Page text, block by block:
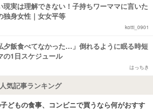
現実は理解できない！子持ちワーママに言いた
独身女性｜女女平等
kotti_0901
夕飯食べてなかった…」倒れるように眠る時短
の1日スケジュール
はっちき
気記事ランキング
どもの食事、コンビニで買うなら何がおすす